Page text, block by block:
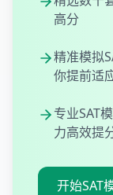
高分
精准模拟
你提前适
专业SAT
力高效提
开始SAT